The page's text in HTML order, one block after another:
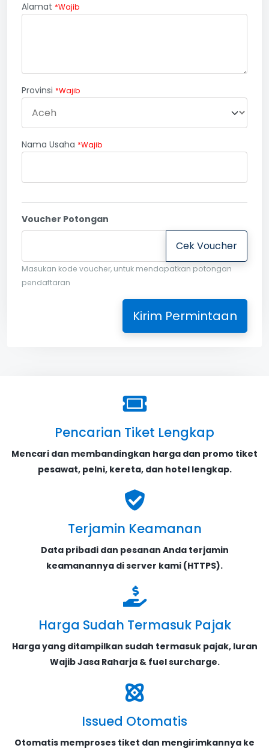
Alamat *Wajib
Provinsi *Wajib
Nama Usaha *Wajib
Voucher Potongan
Cek Voucher
Masukan kode voucher, untuk mendapatkan potongan
pendaftaran
Kirim Permintaan
Pencarian Tiket Lengkap
Mencari dan membandingkan harga dan promo tiket
pesawat, pelni, kereta, dan hotel lengkap.
Terjamin Keamanan
Data pribadi dan pesanan Anda terjamin
keamanannya di server kami (HTTPS).
Harga Sudah Termasuk Pajak
Harga yang ditampilkan sudah termasuk pajak, Iuran
Wajib Jasa Raharja & fuel surcharge.
Issued Otomatis
Otomatis memproses tiket dan mengirimkannya ke